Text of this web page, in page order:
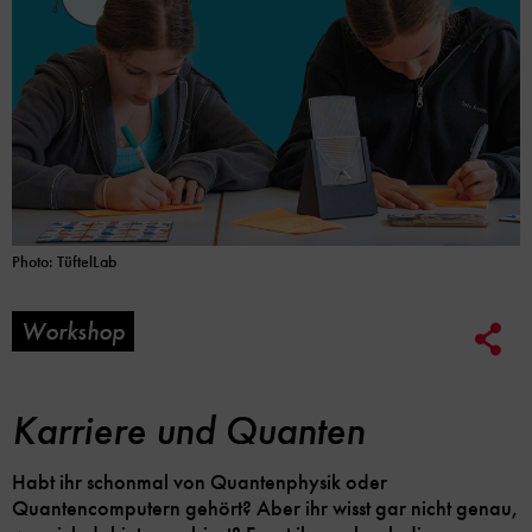
Photo: TüftelLab
Workshop
Karriere und Quanten
Habt ihr schonmal von Quantenphysik oder
Quantencomputern gehört? Aber ihr wisst gar nicht genau,